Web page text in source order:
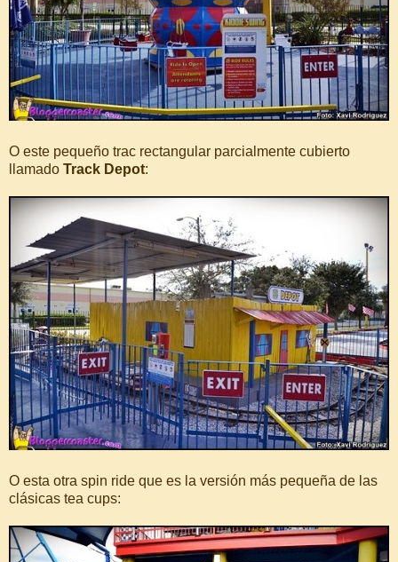
O este pequeño trac rectangular parcialmente cubierto
llamado Track Depot:
O esta otra spin ride que es la versión más pequeña de las
clásicas tea cups: